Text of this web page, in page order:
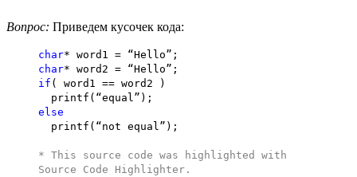
Вопрос: Приведем кусочек кода:
char* word1 = “Hello”;
char* word2 = “Hello”;
if ( word1 == word2 )
printf(“equal”);
else
printf(“not equal”);
* This source code was highlighted with
Source Code Highlighter .